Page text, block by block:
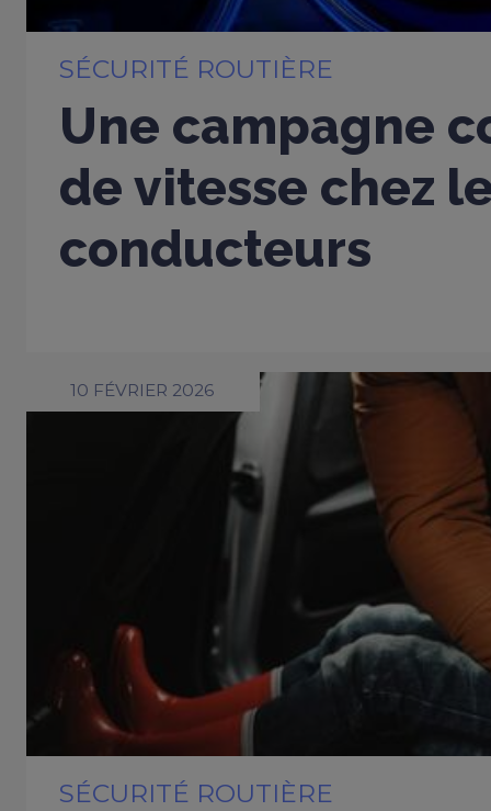
SÉCURITÉ ROUTIÈRE
Une campagne
de vitesse chez
conducteurs
10 FÉVRIER 2026
SÉCURITÉ ROUTIÈRE